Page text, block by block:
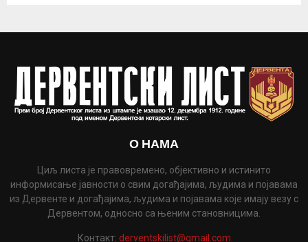
О НАМА
Циљ листа је правовремено, објективно и истинито
информисање јавности о свим догађајима, људима и појавама
из Дервенте и догађајима, људима и појавама које имају везу с
Дервентом, односно са њеним становницима.
Контакт: derventskilist@gmail.com